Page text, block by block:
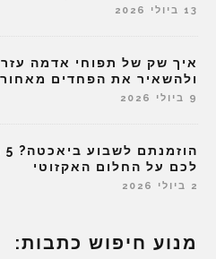
13 ביולי 2026
איך שק של תפוחי אדמה
ולהשאיר את הפחדים מאחור
9 ביולי 2026
לכם על החלום האקזוטי
2 ביולי 2026
מנוע חיפוש כתבות: